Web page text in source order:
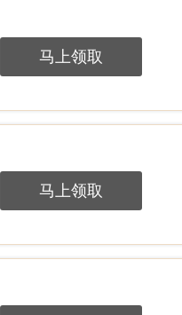
马上领取
马上领取